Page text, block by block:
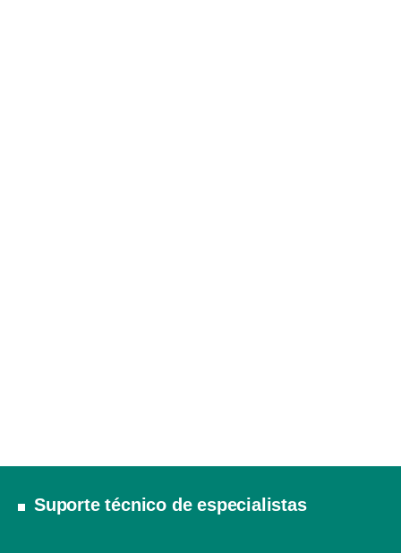
Suporte técnico de especialistas